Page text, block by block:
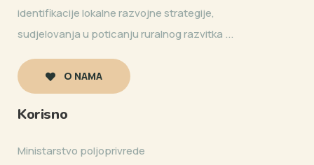
identifikacije lokalne razvojne strategije,
sudjelovanja u poticanju ruralnog razvitka ...
O NAMA
Korisno
Ministarstvo poljoprivrede